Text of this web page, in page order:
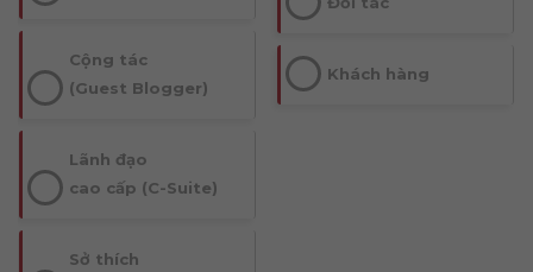
Cộng tác
(Guest Blogger)
Lãnh đạo
cao cấp (C-Suite)
Sở thích
Khách hàng